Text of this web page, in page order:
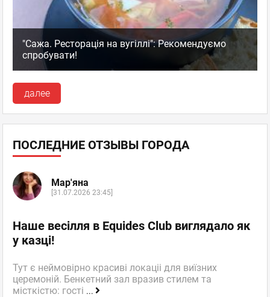
"Сажа. Ресторація на вугіллі": Рекомендуємо
спробувати!
далее
ПОСЛЕДНИЕ ОТЗЫВЫ ГОРОДА
Мар'яна
[31.07.2026 23:45]
Наше весілля в Equides Club виглядало як
у казці!
Тут є неймовірно красиві локаціі для виїзних
церемоній. Бенкетний зал вразив стилем та
місткістю: гості ...